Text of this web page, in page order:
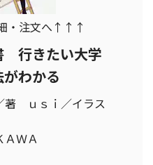
・注文へ↑↑↑
行きたい大学
わかる
著 ｕｓｉ／イラス
ＡＷＡ